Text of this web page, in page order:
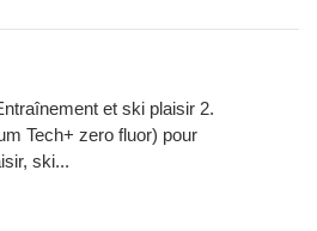
et ski plaisir 2.
Tech+ zero fluor) pour
ski...